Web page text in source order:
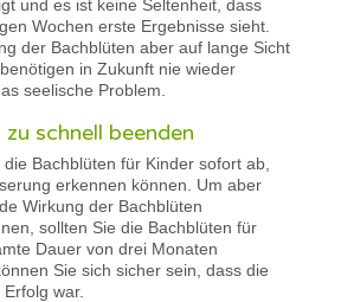
und es ist keine Seltenheit, dass
Wochen erste Ergebnisse sieht.
der Bachblüten aber auf lange Sicht
in Zukunft nie wieder
seelische Problem.
schnell beenden
Bachblüten für Kinder sofort ab,
erkennen können. Um aber
Wirkung der Bachblüten
sollten Sie die Bachblüten für
Dauer von drei Monaten
Sie sich sicher sein, dass die
war.